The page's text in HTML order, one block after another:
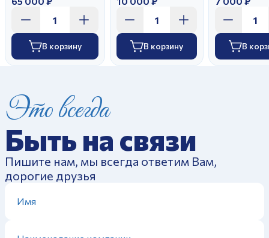
В корзину В корзину В
Это всегда
Быть на связи
Пишите нам, мы всегда ответим Вам,
дорогие друзья